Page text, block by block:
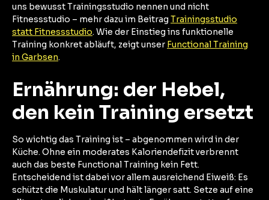
uns bewusst Trainingsstudio nennen und nicht
Fitnessstudio – mehr dazu im Beitrag Trainingsstudio
statt Fitnessstudio. Wie der Einstieg ins funktionelle
Training konkret abläuft, zeigt unser Functional Training
in Garbsen.
Ernährung: der Hebel,
den kein Training ersetzt
So wichtig das Training ist – abgenommen wird in der
Küche. Ohne ein moderates Kaloriendefizit verbrennt
auch das beste Functional Training kein Fett.
Entscheidend ist dabei vor allem ausreichend Eiweiß: Es
schützt die Muskulatur und hält länger satt. Setze auf eine